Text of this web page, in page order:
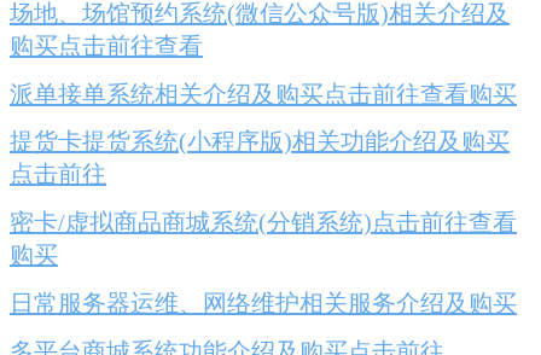
场地、场馆预约系统(微信公众号版)相关介绍及
购买点击前往查看
派单接单系统相关介绍及购买点击前往查看购买
提货卡提货系统(小程序版)相关功能介绍及购买
点击前往
密卡/虚拟商品商城系统(分销系统)点击前往查看
购买
日常服务器运维、网络维护相关服务介绍及购买